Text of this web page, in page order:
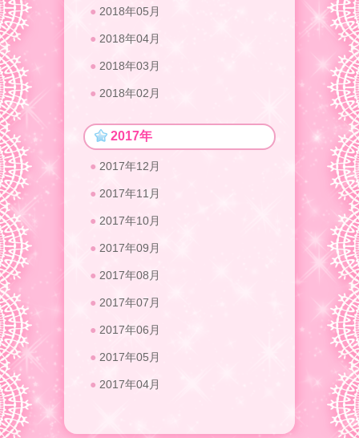
2018年05月
2018年04月
2018年03月
2018年02月
2017年
2017年12月
2017年11月
2017年10月
2017年09月
2017年08月
2017年07月
2017年06月
2017年05月
2017年04月